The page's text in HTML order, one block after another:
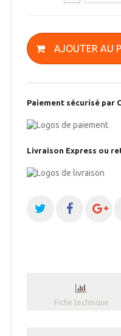
AJOUTER AU
Paiement sécurisé par
Livraison Express ou
Fiche technique